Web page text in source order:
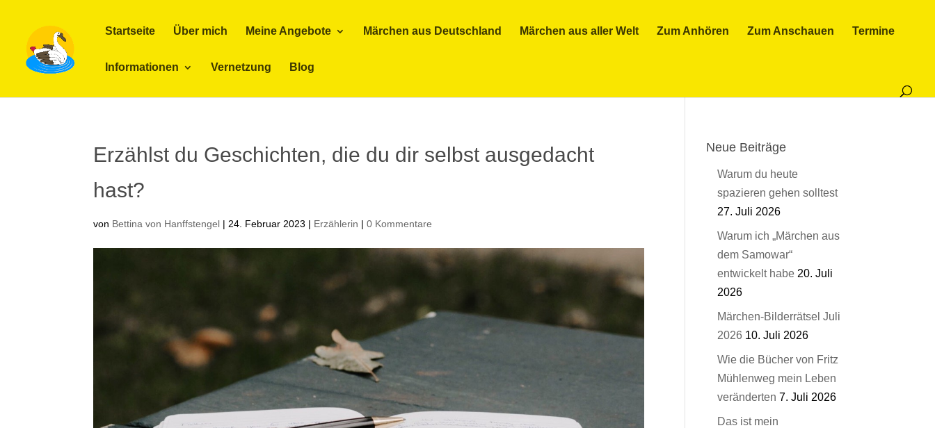
Startseite Über mich Meine Angebote Märchen aus Deutschland Märchen aus aller Welt Zum Anhören Zum Anschauen Termine
Informationen Vernetzung Blog
Erzählst du Geschichten, die du dir selbst ausgedacht
hast?
von Bettina von Hanffstengel | 24. Februar 2023 | Erzählerin |0 Kommentare
Neue Beiträge
Warum du heute
spazieren gehen solltest
27. Juli 2026
Warum ich „Märchen aus
dem Samowar“
entwickelt habe 20. Juli
2026
Märchen-Bilderrätsel Juli
2026 10. Juli 2026
Wie die Bücher von Fritz
Mühlenweg mein Leben
veränderten 7. Juli 2026
Das ist mein